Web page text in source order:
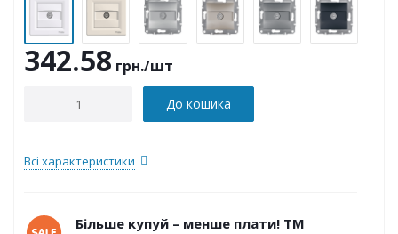
342.58 грн./шт
До кошика
Всі характеристики
Більше купуй – менше плати! ТМ